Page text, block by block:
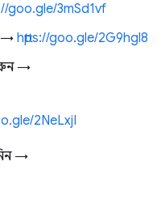
goo.gle/3mSd1vf
→ https://goo.gle/2G9hgl8
→
2NeLxjI
→